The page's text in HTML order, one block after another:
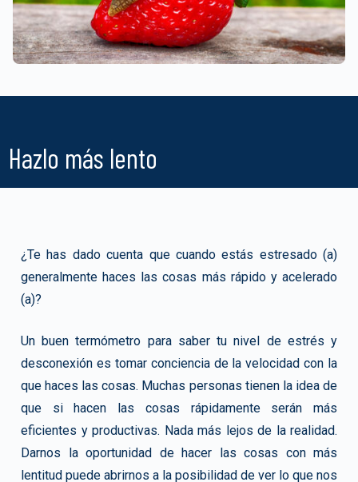
Hazlo más lento
¿Te has dado cuenta que cuando estás estresado (a)
generalmente haces las cosas más rápido y acelerado
(a)?
Un buen termómetro para saber tu nivel de estrés y
desconexión es tomar conciencia de la velocidad con la
que haces las cosas. Muchas personas tienen la idea de
que si hacen las cosas rápidamente serán más
eficientes y productivas. Nada más lejos de la realidad.
Darnos la oportunidad de hacer las cosas con más
lentitud puede abrirnos a la posibilidad de ver lo que nos